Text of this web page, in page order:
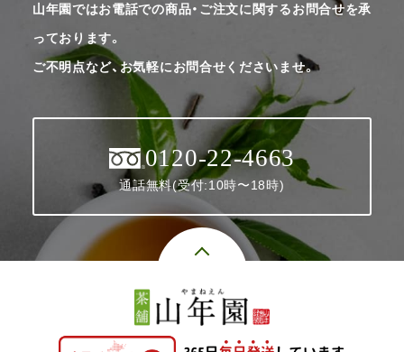
山年園ではお電話での商品・ご注文に関するお問合せを承
っております。
ご不明点など、お気軽にお問合せくださいませ。
0120-22-4663
通話無料(受付:10時〜18時)